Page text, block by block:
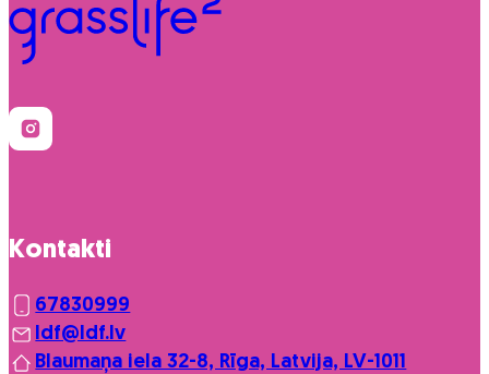
Kontakti
67830999
ldf@ldf.lv
Blaumaņa iela 32-8, Rīga, Latvija, LV-1011